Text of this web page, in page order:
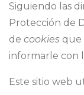
Siguiendo las
Protección de
de cookies que
informarle con
Este sitio web